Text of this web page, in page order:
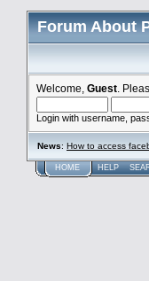
Forum About
Welcome, Guest .
Login with username,
News: How to access
HOME HELP